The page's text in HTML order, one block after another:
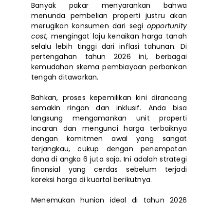
Banyak pakar menyarankan bahwa
menunda pembelian properti justru akan
merugikan konsumen dari segi opportunity
cost, mengingat laju kenaikan harga tanah
selalu lebih tinggi dari inflasi tahunan. Di
pertengahan tahun 2026 ini, berbagai
kemudahan skema pembiayaan perbankan
tengah ditawarkan.
Bahkan, proses kepemilikan kini dirancang
semakin ringan dan inklusif. Anda bisa
langsung mengamankan unit properti
incaran dan mengunci harga terbaiknya
dengan komitmen awal yang sangat
terjangkau, cukup dengan penempatan
dana di angka 6 juta saja. Ini adalah strategi
finansial yang cerdas sebelum terjadi
koreksi harga di kuartal berikutnya.
Menemukan hunian ideal di tahun 2026